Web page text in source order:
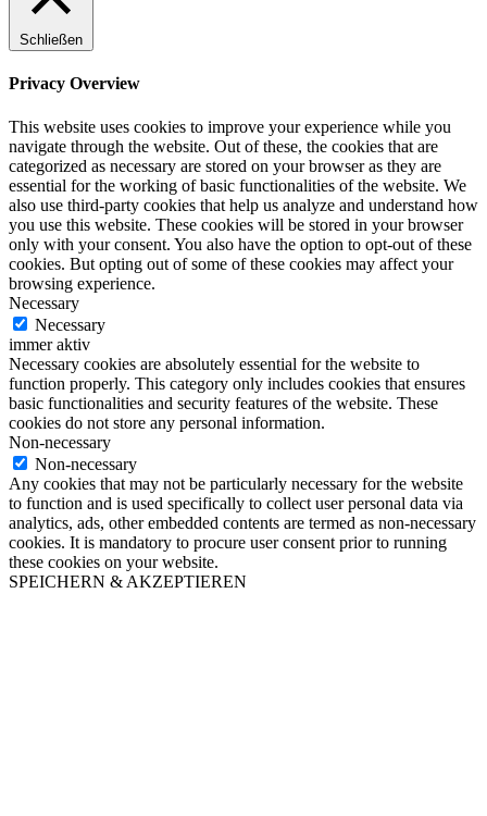
Schließen
Privacy Overview
This website uses cookies to improve your experience while you
navigate through the website. Out of these, the cookies that are
categorized as necessary are stored on your browser as they are
essential for the working of basic functionalities of the website. We
also use third-party cookies that help us analyze and understand how
you use this website. These cookies will be stored in your browser
only with your consent. You also have the option to opt-out of these
cookies. But opting out of some of these cookies may affect your
browsing experience.
Necessary
Necessary
immer aktiv
Necessary cookies are absolutely essential for the website to
function properly. This category only includes cookies that ensures
basic functionalities and security features of the website. These
cookies do not store any personal information.
Non-necessary
Non-necessary
Any cookies that may not be particularly necessary for the website
to function and is used specifically to collect user personal data via
analytics, ads, other embedded contents are termed as non-necessary
cookies. It is mandatory to procure user consent prior to running
these cookies on your website.
SPEICHERN & AKZEPTIEREN